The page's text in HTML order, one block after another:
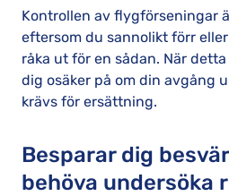
Kontrollen av flygförseningar
eftersom du sannolikt förr
råka ut för en sådan. När
dig osäker på om din avgång
krävs för ersättning.
Besparar dig
behöva undersöka